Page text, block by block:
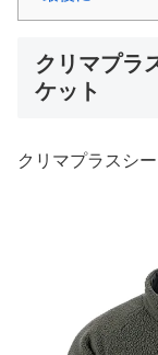
クリマプラ
ケット
クリマプラスシ